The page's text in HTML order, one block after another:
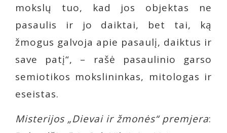
mokslų tuo, kad jos objektas ne
pasaulis ir jo daiktai, bet tai, ką
žmogus galvoja apie pasaulį, daiktus ir
save patį“, – rašė pasaulinio garso
semiotikos mokslininkas, mitologas ir
eseistas.
Misterijos „Dievai ir žmonės“ premjera: